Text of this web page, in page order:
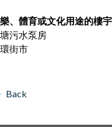
、體育或文化用途的樓
污水泵房
街市
Back